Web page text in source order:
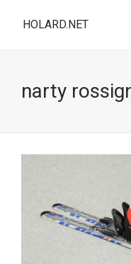
HOLARD.NET
narty